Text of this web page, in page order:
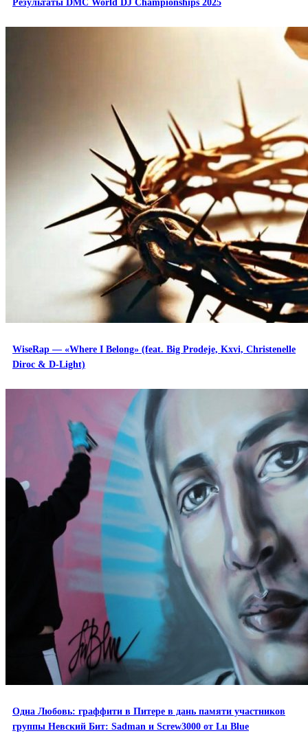
Результаты DMC World DJ Championships 2025
WiseRap — «Where I Belong» (feat. Big Prodeje, Kxvi, Christenelle
Diroc & D-Light)
Одна Любовь: граффити в Питере в дань памяти участников
группы Невский Бит: Sadman и Screw3000 от Lu Blue